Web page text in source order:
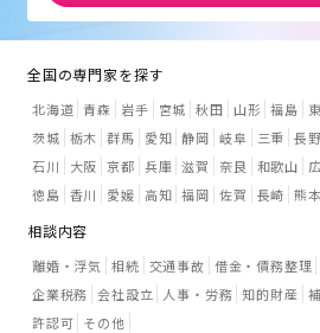
全国の専門家を探す
北海道 青森 岩手 宮城 秋田 山形 福島
茨城 栃木 群馬 愛知 静岡 岐阜 三重 長野
石川
大阪 京都 兵庫 滋賀 奈良 和歌山
徳島 香川 愛媛 高知 福岡 佐賀 長崎 熊本
相談内容
離婚・浮気 相続 交通事故 借金・債務整理
企業税務 会社設立 人事・労務 知的財産
許認可 その他